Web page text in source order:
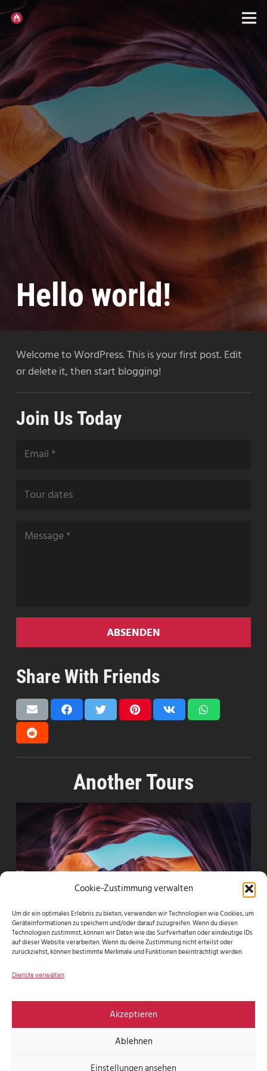
Cookie-Zustimmung verwalten
Um dir ein optimales Erlebnis zu bieten, verwenden wir Technologien wie Cookies, um
Geräteinformationen zu speichern und/oder darauf zuzugreifen. Wenn du diesen
Technologien zustimmst, können wir Daten wie das Surfverhalten oder eindeutige IDs
auf dieser Website verarbeiten. Wenn du deine Zustimmung nicht erteilst oder
zurückziehst, können bestimmte Merkmale und Funktionen beeinträchtigt werden.
Dienste verwalten
Akzeptieren
Ablehnen
Einstellungen ansehen
Hello world!
Welcome to WordPress. This is your first post. Edit
or delete it, then start blogging!
Join Us Today
ABSENDEN
Share With Friends
Another Tours
This is a Sticky Post